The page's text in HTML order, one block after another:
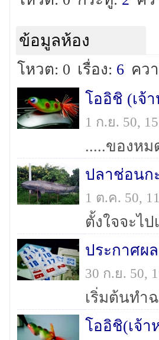
ข้อมูลห้อง
โหวต: 0 เรื่อง: 6 คว
โออิชิ (เจ้
1 ก.ย. 50,
ปลาช่อนก
1 ต.ค. 50,
30 ก.ย. 50,
เริ่มต้นทำ
โออิชิ(เจ้